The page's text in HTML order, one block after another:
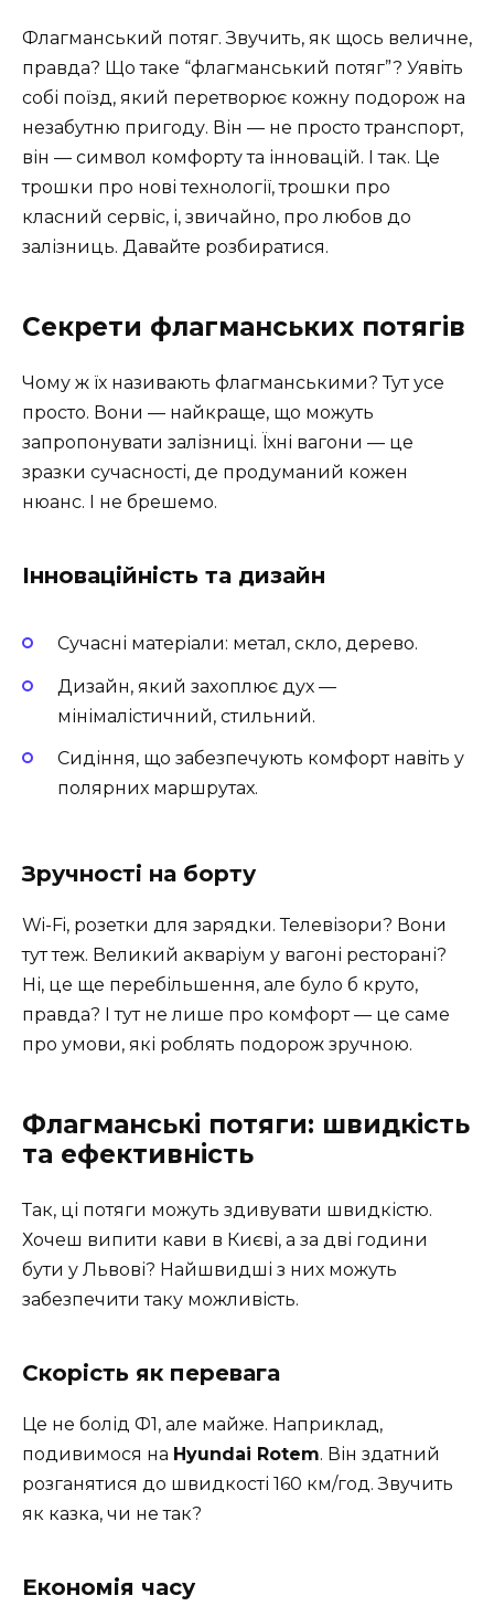
Флагманський потяг. Звучить, як щось величне,
правда? Що таке “флагманський потяг”? Уявіть
собі поїзд, який перетворює кожну подорож на
незабутню пригоду. Він — не просто транспорт,
він — символ комфорту та інновацій. І так. Це
трошки про нові технології, трошки про
класний сервіс, і, звичайно, про любов до
залізниць. Давайте розбиратися.
Секрети флагманських потягів
Чому ж їх називають флагманськими? Тут усе
просто. Вони — найкраще, що можуть
запропонувати залізниці. Їхні вагони — це
зразки сучасності, де продуманий кожен
нюанс. І не брешемо.
Інноваційність та дизайн
Сучасні матеріали: метал, скло, дерево.
Дизайн, який захоплює дух —
мінімалістичний, стильний.
Сидіння, що забезпечують комфорт навіть у
полярних маршрутах.
Зручності на борту
Wi-Fi, розетки для зарядки. Телевізори? Вони
тут теж. Великий акваріум у вагоні ресторані?
Ні, це ще перебільшення, але було б круто,
правда? І тут не лише про комфорт — це саме
про умови, які роблять подорож зручною.
Флагманські потяги: швидкість
та ефективність
Так, ці потяги можуть здивувати швидкістю.
Хочеш випити кави в Києві, а за дві години
бути у Львові? Hайшвидші з них можуть
забезпечити таку можливість.
Скорість як перевага
Це не болід Ф1, але майже. Наприклад,
подивимося на Hyundai Rotem. Він здатний
розганятися до швидкості 160 км/год. Звучить
як казка, чи не так?
Економія часу